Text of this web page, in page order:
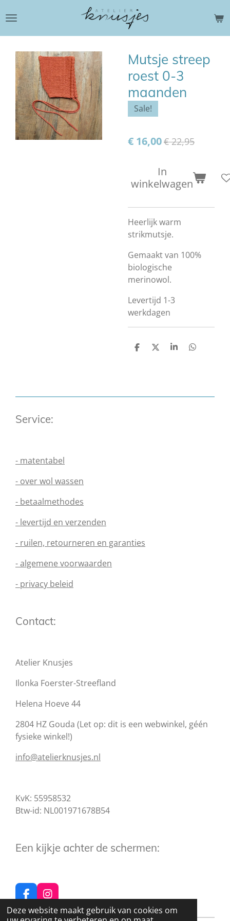
Deze website maakt gebruik van cookies om
direct
naar
hoofdinhoud
Mutsje streep
roest 0-3
maanden
Sale!
€ 16,00€ 22,95
In
winkelwagen
Heerlijk warm
strikmutsje.
Gemaakt van 100%
biologische
merinowol.
Levertijd 1-3
werkdagen
D
D
S
D
Service:
- matentabel
- over wol wassen
- betaalmethodes
- levertijd en verzenden
- ruilen, retourneren en garanties
- algemene voorwaarden
- privacy beleid
Contact:
Atelier Knusjes
Ilonka Foerster-Streefland
Helena Hoeve 44
2804 HZ Gouda (Let op: dit is een webwinkel, géén
fysieke winkel!)
info@atelierknusjes.nl
KvK: 55958532
Btw-id: NL001971678B54
Een kijkje achter de schermen:
F
a
c
I
n
s